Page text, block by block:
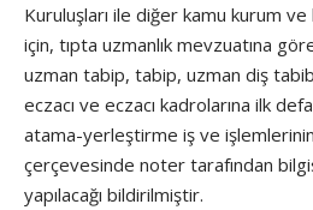
Kuruluşları ile diğer kamu kurum ve
için, tıpta uzmanlık mevzuatına
uzman tabip, tabip, uzman diş
eczacı ve eczacı kadrolarına ilk
atama-yerleştirme iş ve
çerçevesinde noter tarafından
yapılacağı bildirilmiştir.